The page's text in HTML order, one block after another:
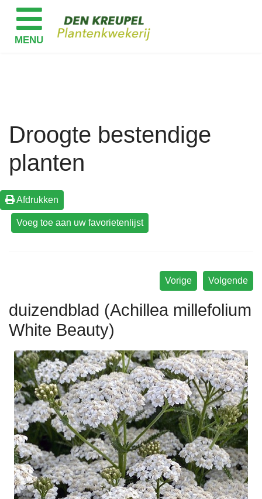
Droogte bestendige
planten
Afdrukken
Volgende
Vorige
duizendblad (Achillea millefolium
White Beauty)